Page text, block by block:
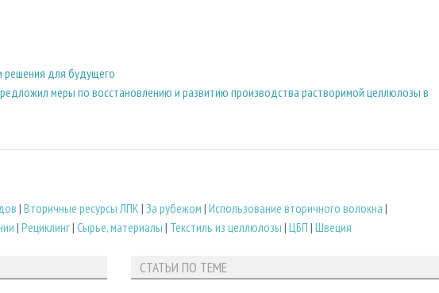
решения для будущего
меры по восстановлению и развитию производства растворимой целлюлозы в
| Вторичные ресурсы ЛПК | За рубежом | Использование вторичного волокна |
| Рециклинг| Сырье, материалы | Текстиль из целлюлозы | ЦБП | Швеция
СТАТЬИ ПО ТЕМЕ